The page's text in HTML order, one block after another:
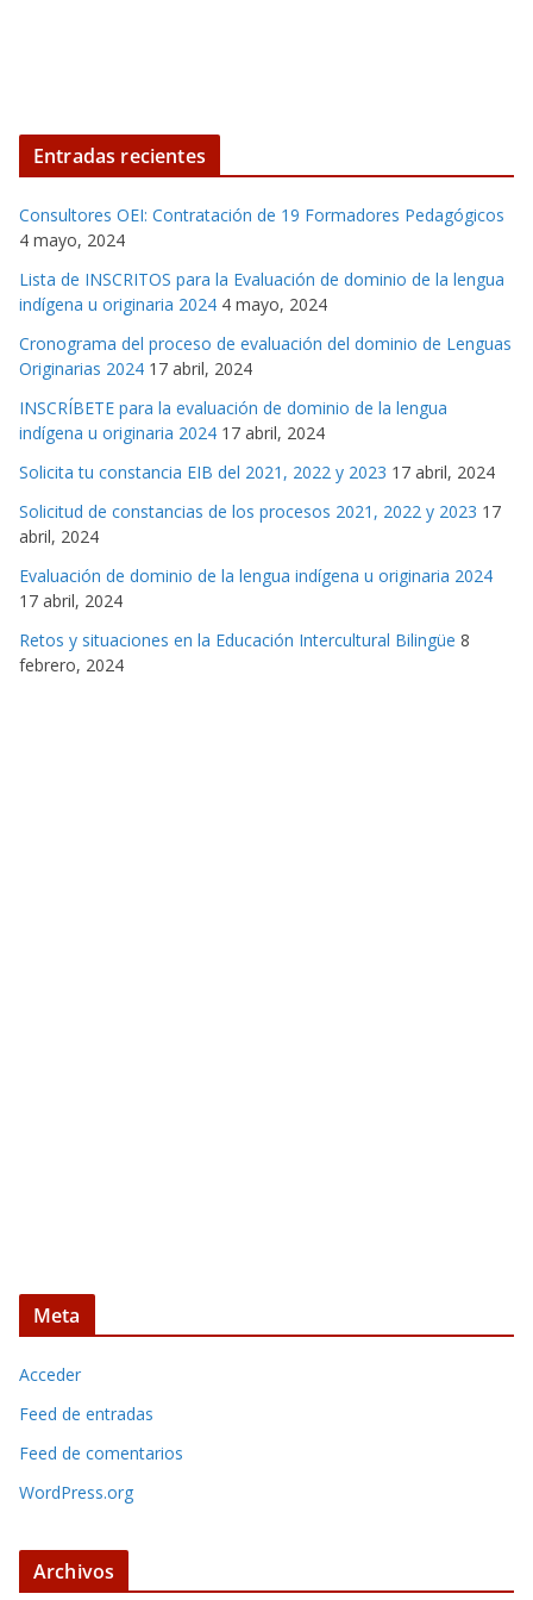
Entradas recientes
Consultores OEI: Contratación de 19 Formadores Pedagógicos
4 mayo, 2024
Lista de INSCRITOS para la Evaluación de dominio de la lengua
indígena u originaria 2024 4 mayo, 2024
Cronograma del proceso de evaluación del dominio de Lenguas
Originarias 2024 17 abril, 2024
INSCRÍBETE para la evaluación de dominio de la lengua
indígena u originaria 2024 17 abril, 2024
Solicita tu constancia EIB del 2021, 2022 y 2023 17 abril, 2024
Solicitud de constancias de los procesos 2021, 2022 y 2023 17
abril, 2024
Evaluación de dominio de la lengua indígena u originaria 2024
17 abril, 2024
Retos y situaciones en la Educación Intercultural Bilingüe 8
febrero, 2024
Meta
Acceder
Feed de entradas
Feed de comentarios
WordPress.org
Archivos